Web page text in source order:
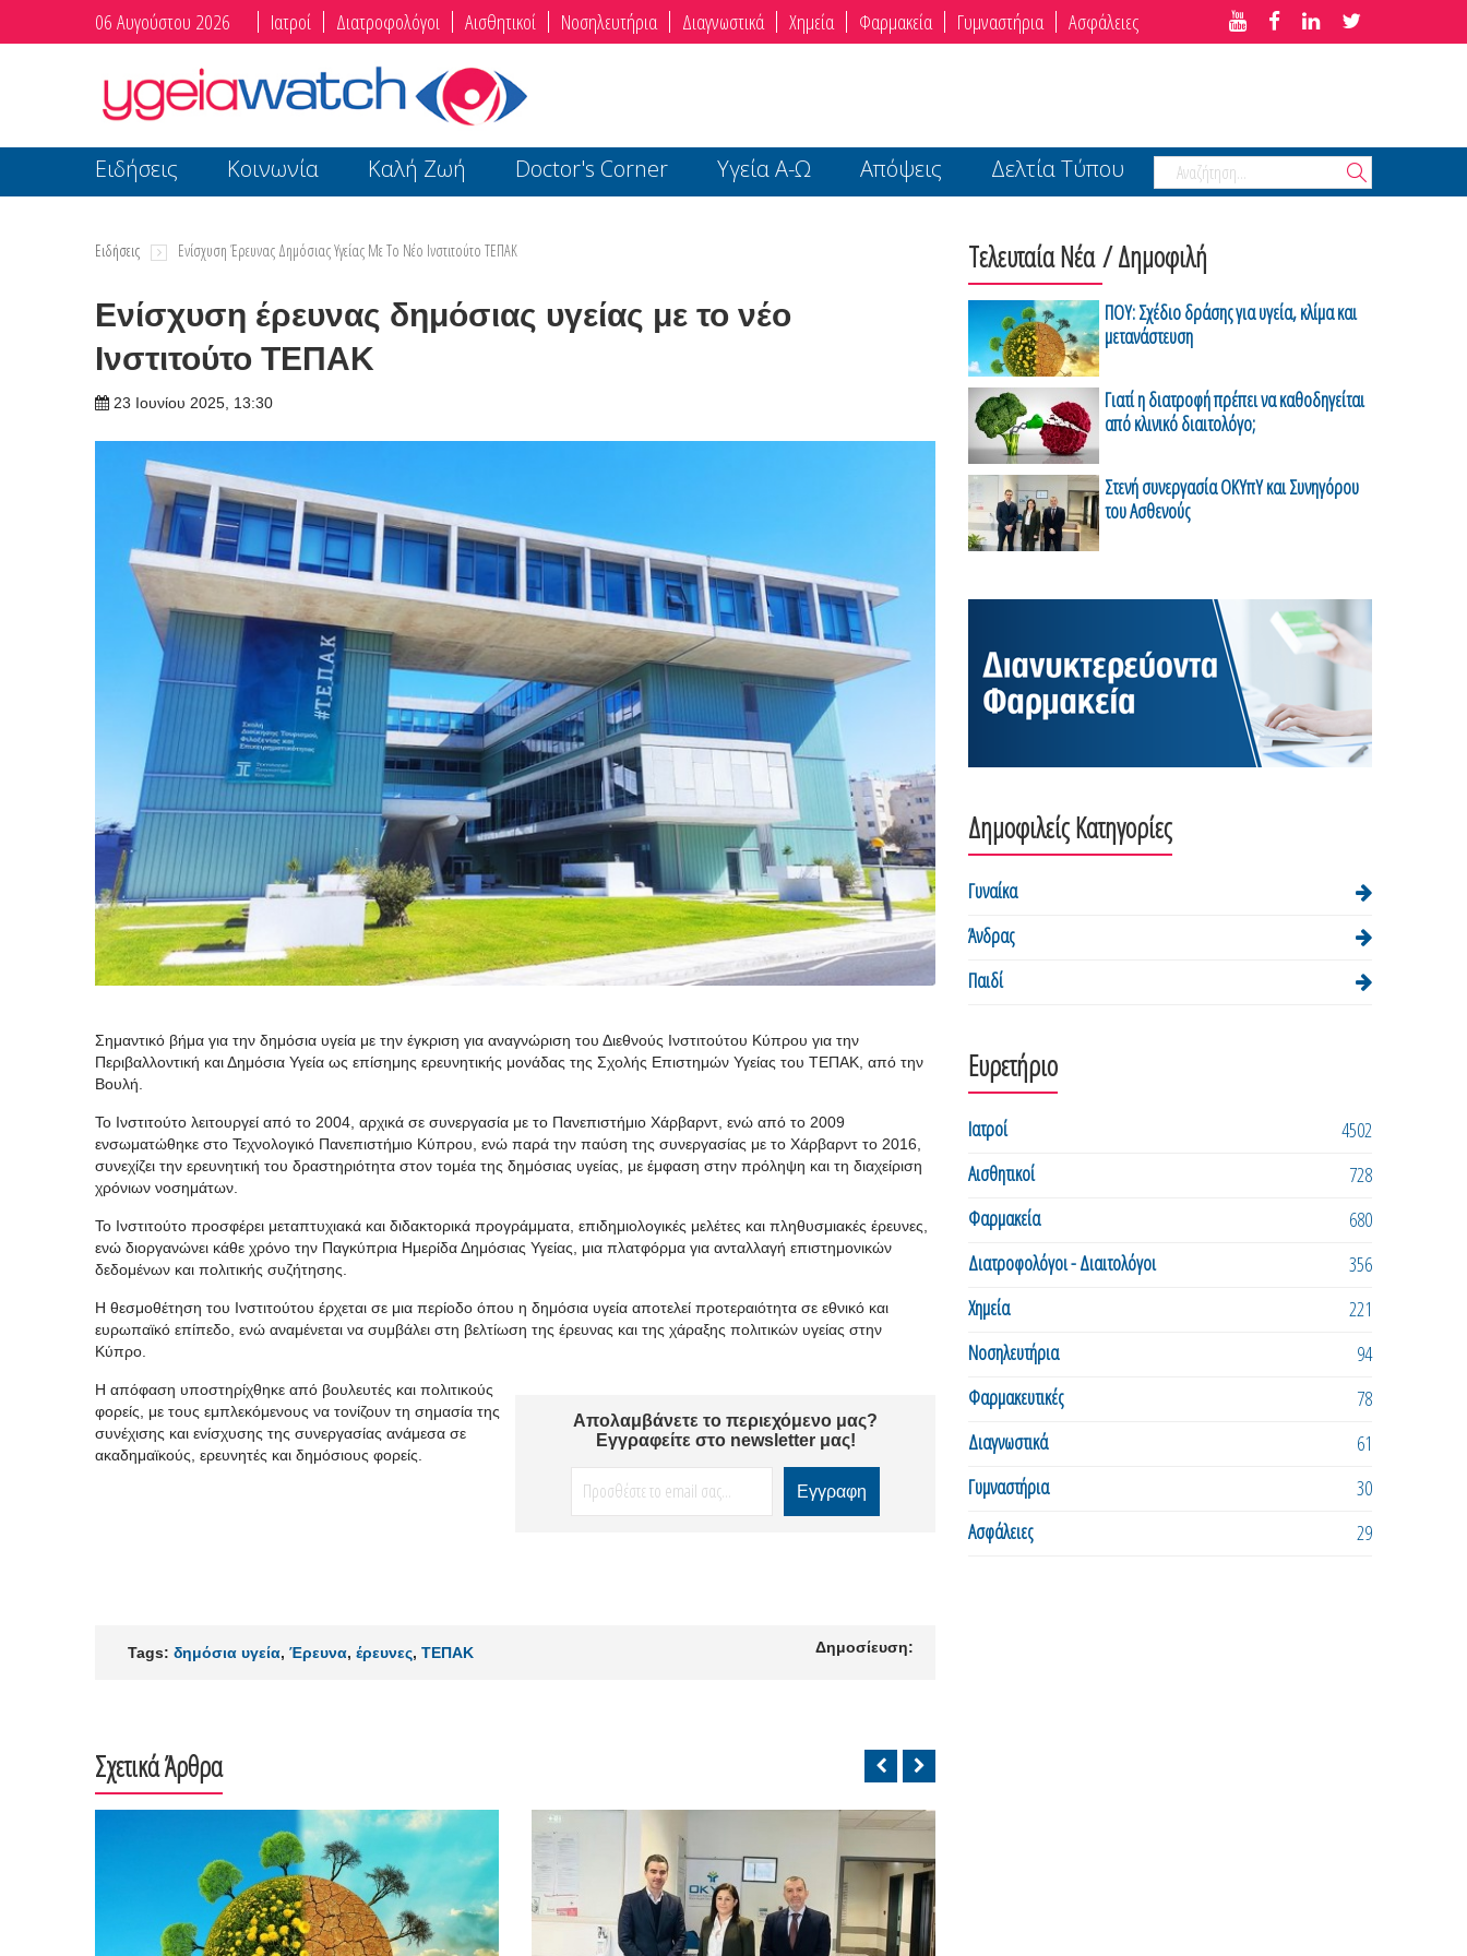
06 Αυγούστου 2026 Ιατροί Διατροφολόγοι Αισθητικοί Νοσηλευτήρια Διαγνωστικά Χημεία Φαρμακεία Γυμναστήρια Ασφάλειες
Ειδήσεις Κοινωνία Καλή Ζωή Doctor's Corner Υγεία Α-Ω Απόψεις Δελτία Τύπου
Ειδήσεις Ενίσχυση Έρευνας Δημόσιας Υγείας Με Το Νέο Ινστιτούτο ΤΕΠΑΚ
Ενίσχυση έρευνας δημόσιας υγείας με το νέο
Ινστιτούτο ΤΕΠΑΚ
23 Ιουνίου 2025, 13:30
Σημαντικό βήμα για την δημόσια υγεία με την έγκριση για αναγνώριση του Διεθνούς Ινστιτούτου Κύπρου για την
Περιβαλλοντική και Δημόσια Υγεία ως επίσημης ερευνητικής μονάδας της Σχολής Επιστημών Υγείας του ΤΕΠΑΚ, από την
Βουλή.
Το Ινστιτούτο λειτουργεί από το 2004, αρχικά σε συνεργασία με το Πανεπιστήμιο Χάρβαρντ, ενώ από το 2009
ενσωματώθηκε στο Τεχνολογικό Πανεπιστήμιο Κύπρου, ενώ παρά την παύση της συνεργασίας με το Χάρβαρντ το 2016,
συνεχίζει την ερευνητική του δραστηριότητα στον τομέα της δημόσιας υγείας, με έμφαση στην πρόληψη και τη διαχείριση
χρόνιων νοσημάτων.
Το Ινστιτούτο προσφέρει μεταπτυχιακά και διδακτορικά προγράμματα, επιδημιολογικές μελέτες και πληθυσμιακές έρευνες,
ενώ διοργανώνει κάθε χρόνο την Παγκύπρια Ημερίδα Δημόσιας Υγείας, μια πλατφόρμα για ανταλλαγή επιστημονικών
δεδομένων και πολιτικής συζήτησης.
Η θεσμοθέτηση του Ινστιτούτου έρχεται σε μια περίοδο όπου η δημόσια υγεία αποτελεί προτεραιότητα σε εθνικό και
ευρωπαϊκό επίπεδο, ενώ αναμένεται να συμβάλει στη βελτίωση της έρευνας και της χάραξης πολιτικών υγείας στην
Κύπρο.
Απολαμβάνετε το περιεχόμενο μας?
Εγγραφείτε στο newsletter μας!
Η απόφαση υποστηρίχθηκε από βουλευτές και πολιτικούς
φορείς, με τους εμπλεκόμενους να τονίζουν τη σημασία της
συνέχισης και ενίσχυσης της συνεργασίας ανάμεσα σε
ακαδημαϊκούς, ερευνητές και δημόσιους φορείς.
Tags: δημόσια υγεία, Έρευνα, έρευνες, ΤΕΠΑΚ Δημοσίευση:
Σχετικά Άρθρα
Τελευταία Νέα / Δημοφιλή
ΠΟΥ: Σχέδιο δράσης για υγεία, κλίμα και
μετανάστευση
Γιατί η διατροφή πρέπει να καθοδηγείται
από κλινικό διαιτολόγο;
Στενή συνεργασία ΟΚΥπΥ και Συνηγόρου
του Ασθενούς
Δημοφιλείς Κατηγορίες
Γυναίκα
Άνδρας
Παιδί
Ευρετήριο
Ιατροί
4502
Αισθητικοί
728
Φαρμακεία
680
Διατροφολόγοι - Διαιτολόγοι
356
Χημεία
221
Νοσηλευτήρια
94
Φαρμακευτικές
78
Διαγνωστικά
61
Γυμναστήρια
30
Ασφάλειες
29